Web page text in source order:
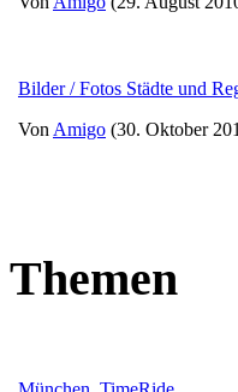
Bilder / Fotos Städte und
Von Amigo (30. Oktober
Themen